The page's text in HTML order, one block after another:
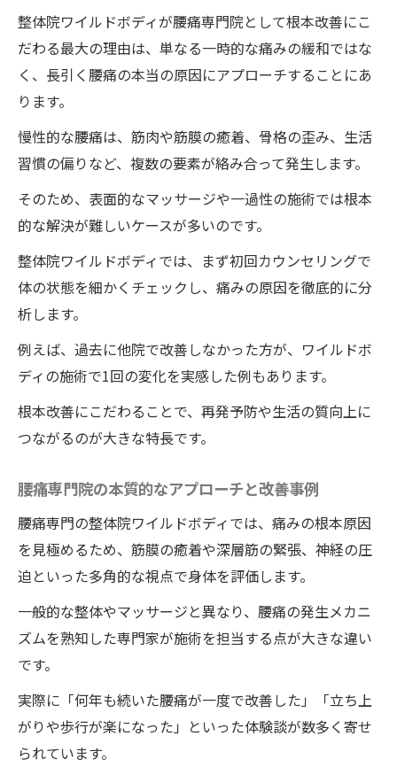
整体院ワイルドボディが腰痛専門院として根本改善にこ
だわる最大の理由は、単なる一時的な痛みの緩和ではな
く、長引く腰痛の本当の原因にアプローチすることにあ
ります。
慢性的な腰痛は、筋肉や筋膜の癒着、骨格の歪み、生活
習慣の偏りなど、複数の要素が絡み合って発生します。
そのため、表面的なマッサージや一過性の施術では根本
的な解決が難しいケースが多いのです。
整体院ワイルドボディでは、まず初回カウンセリングで
体の状態を細かくチェックし、痛みの原因を徹底的に分
析します。
例えば、過去に他院で改善しなかった方が、ワイルドボ
ディの施術で1回の変化を実感した例もあります。
根本改善にこだわることで、再発予防や生活の質向上に
つながるのが大きな特長です。
腰痛専門院の本質的なアプローチと改善事例
腰痛専門の整体院ワイルドボディでは、痛みの根本原因
を見極めるため、筋膜の癒着や深層筋の緊張、神経の圧
迫といった多角的な視点で身体を評価します。
一般的な整体やマッサージと異なり、腰痛の発生メカニ
ズムを熟知した専門家が施術を担当する点が大きな違い
です。
実際に「何年も続いた腰痛が一度で改善した」「立ち上
がりや歩行が楽になった」といった体験談が数多く寄せ
られています。